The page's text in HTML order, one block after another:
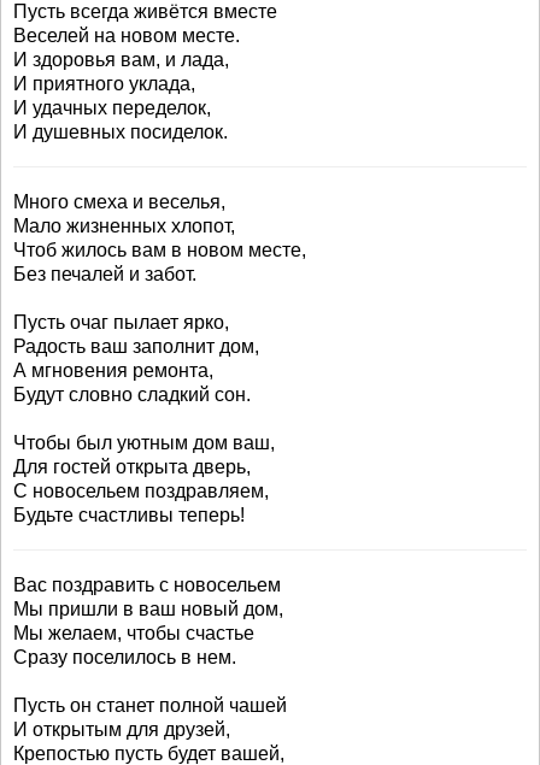
Пусть всегда живётся вместе
Веселей на новом месте.
И здоровья вам, и лада,
И приятного уклада,
И удачных переделок,
И душевных посиделок.
Много смеха и веселья,
Мало жизненных хлопот,
Чтоб жилось вам в новом месте,
Без печалей и забот.
Пусть очаг пылает ярко,
Радость ваш заполнит дом,
А мгновения ремонта,
Будут словно сладкий сон.
Чтобы был уютным дом ваш,
Для гостей открыта дверь,
С новосельем поздравляем,
Будьте счастливы теперь!
Вас поздравить с новосельем
Мы пришли в ваш новый дом,
Мы желаем, чтобы счастье
Сразу поселилось в нем.
Пусть он станет полной чашей
И открытым для друзей,
Крепостью пусть будет вашей,